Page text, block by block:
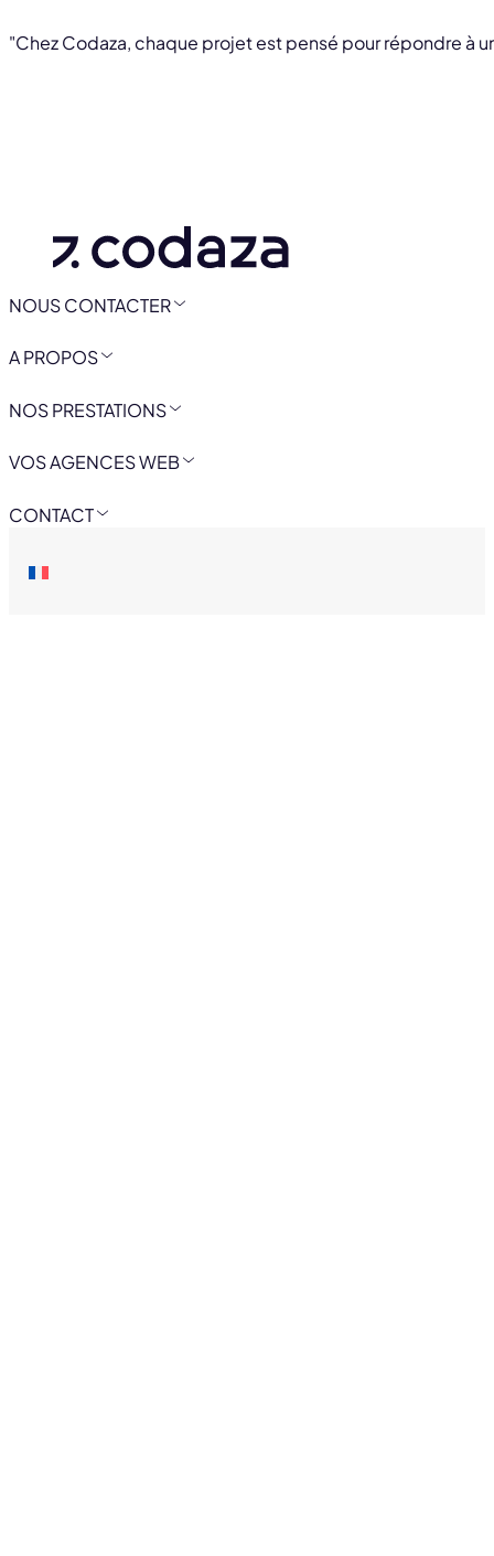
"Chez Codaza, chaque projet est pensé pour répondre
NOUS CONTACTER
A PROPOS
NOS PRESTATIONS
VOS AGENCES WEB
CONTACT